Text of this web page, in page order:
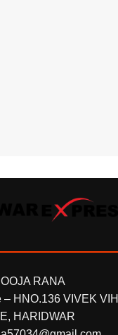
RANA
HNO.136 VIVEK
HARIDWAR